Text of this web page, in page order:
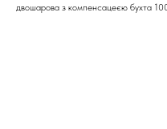
двошарова з компенсацеєю бухта